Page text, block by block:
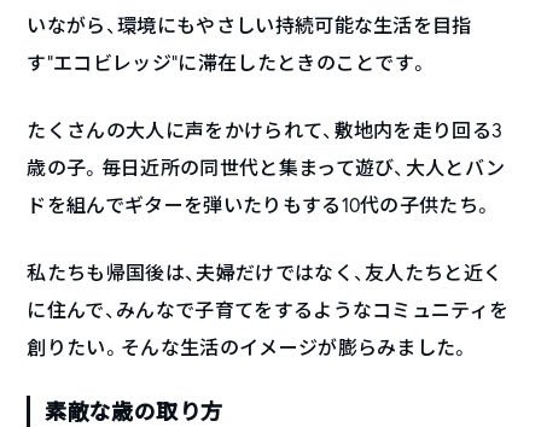
いながら、環境にもやさしい持続可能な生活を目指
す”エコビレッジ”に滞在したときのことです。
たくさんの大人に声をかけられて、敷地内を走り回る3
歳の子。毎日近所の同世代と集まって遊び、大人とバン
ドを組んでギターを弾いたりもする10代の子供たち。
私たちも帰国後は、夫婦だけではなく、友人たちと近く
に住んで、みんなで子育てをするようなコミュニティを
創りたい。そんな生活のイメージが膨らみました。
素敵な歳の取り方